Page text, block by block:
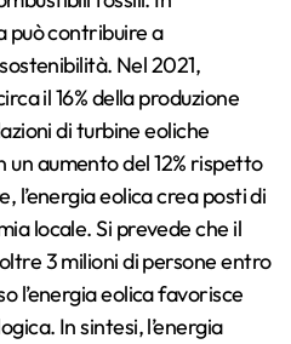
può contribuire a
Nel 2021,
il 16% della produzione
di turbine eoliche
aumento del 12% rispetto
l’energia eolica crea posti di
locale. Si prevede che il
3 milioni di persone entro
l’energia eolica favorisce
In sintesi, l’energia